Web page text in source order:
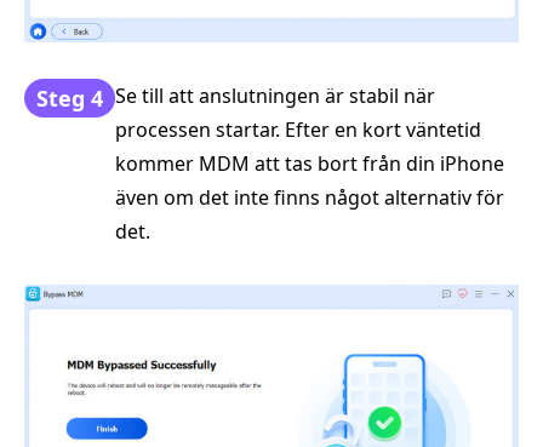
Steg 4 Se till att anslutningen är stabil när
processen startar. Efter en kort väntetid
kommer MDM att tas bort från din iPhone
även om det inte finns något alternativ för
det.